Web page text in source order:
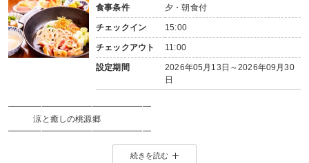
食事条件 夕・朝食付
チェックイン 15:00
チェックアウト 11:00
設定期間
2026年05月13日～2026年09月30
日
━━━━━━━━━━━━━━━━━
涼と癒しの桃源郷
━━━━━━━━━━━━━━━━━
彩岳館で過ごす上質な涼感ステイ。
続きを読む